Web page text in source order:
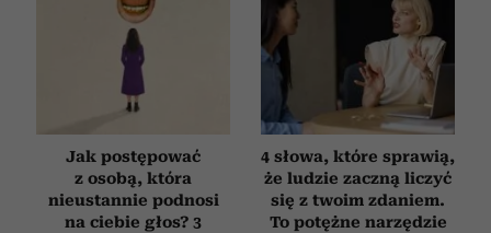
Jak postępować
z osobą, która
nieustannie podnosi
na ciebie głos? 3
4 słowa, które sprawią,
że ludzie zaczną liczyć
się z twoim zdaniem.
To potężne narzędzie